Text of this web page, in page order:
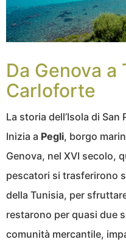
Da Genova a
Carloforte
La storia dell’Isola di
Inizia a Pegli, borgo
Genova, nel XVI secolo,
pescatori si trasferirono
della Tunisia, per
restarono per quasi due
comunità mercantile,